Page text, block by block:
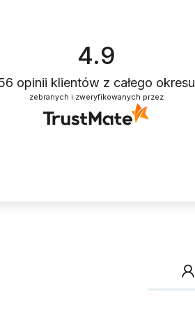
4.9
opinii klientów z całego okresu
zebranych i zweryfikowanych przez